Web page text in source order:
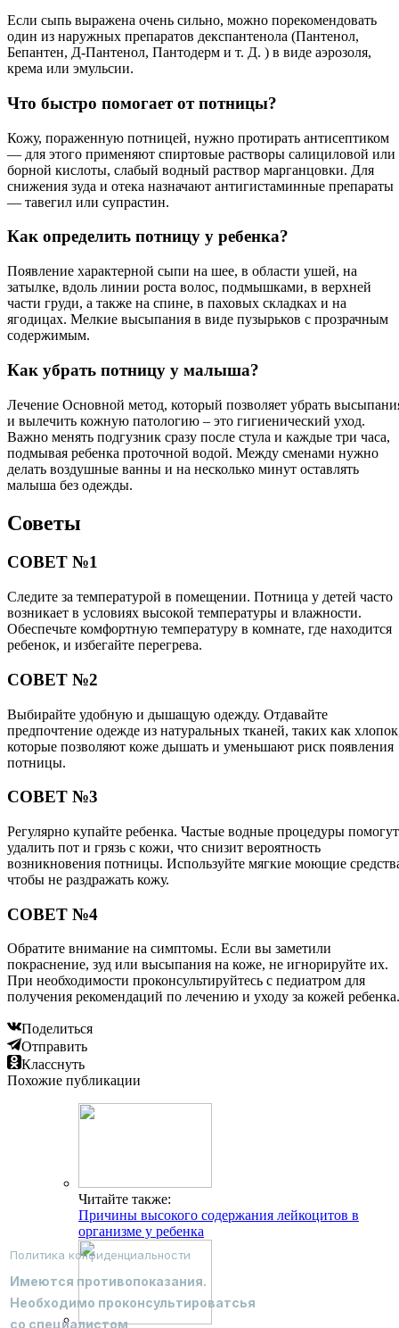
Если сыпь выражена очень сильно, можно порекомендовать
один из наружных препаратов декспантенола (Пантенол,
Бепантен, Д-Пантенол, Пантодерм и т. Д. ) в виде аэрозоля,
крема или эмульсии.
Что быстро помогает от потницы?
Кожу, пораженную потницей, нужно протирать антисептиком
— для этого применяют спиртовые растворы салициловой или
борной кислоты, слабый водный раствор марганцовки. Для
снижения зуда и отека назначают антигистаминные препараты
— тавегил или супрастин.
Как определить потницу у ребенка?
Появление характерной сыпи на шее, в области ушей, на
затылке, вдоль линии роста волос, подмышками, в верхней
части груди, а также на спине, в паховых складках и на
ягодицах. Мелкие высыпания в виде пузырьков с прозрачным
содержимым.
Как убрать потницу у малыша?
Лечение Основной метод, который позволяет убрать
и вылечить кожную патологию – это гигиенический уход.
Важно менять подгузник сразу после стула и каждые три часа,
подмывая ребенка проточной водой. Между сменами нужно
делать воздушные ванны и на несколько минут оставлять
малыша без одежды.
Советы
СОВЕТ №1
Следите за температурой в помещении. Потница у детей часто
возникает в условиях высокой температуры и влажности.
Обеспечьте комфортную температуру в комнате, где находится
ребенок, и избегайте перегрева.
СОВЕТ №2
Выбирайте удобную и дышащую одежду. Отдавайте
предпочтение одежде из натуральных тканей, таких как
которые позволяют коже дышать и уменьшают риск появления
потницы.
СОВЕТ №3
Регулярно купайте ребенка. Частые водные процедуры помогут
удалить пот и грязь с кожи, что снизит вероятность
возникновения потницы. Используйте мягкие моющие
чтобы не раздражать кожу.
СОВЕТ №4
Обратите внимание на симптомы. Если вы заметили
покраснение, зуд или высыпания на коже, не игнорируйте их.
При необходимости проконсультируйтесь с педиатром для
получения рекомендаций по лечению и уходу за кожей ребенка.
Поделиться
Отправить
Класснуть
Похожие публикации
Читайте также:
Причины высокого содержания лейкоцитов в
организме у ребенка
Политика конфиденциальности
Имеются противопоказания.
Необходимо проконсультироватсья
со специалистом